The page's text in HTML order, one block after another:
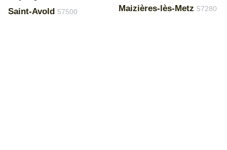
Saint-Avold 57500 Maizières-lès-Metz 57280